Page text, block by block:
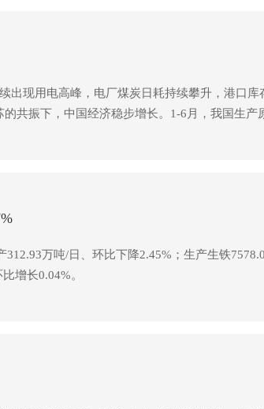
出现用电高峰，电厂煤炭日耗持续攀升，港口
振下，中国经济稳步增长。1-6月，我国生产
万吨/日、环比下降2.45%；生产生铁
增长0.04%。